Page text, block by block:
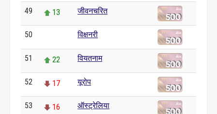
49 13 जीवनचरित
50 विक्षनरी
51 22 वियतनाम
52 17 यूरोप
53 16 ऑस्ट्रेलिया